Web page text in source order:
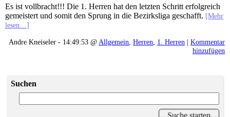
Es ist vollbracht!!! Die 1. Herren hat den letzten Schritt erfolgreich
gemeistert und somit den Sprung in die Bezirksliga geschafft. [Mehr
lesen…]
Andre Kneiseler - 14:49:53 @ Allgemein Herren 1. Herren | Kommentar
hinzufügen
Suchen